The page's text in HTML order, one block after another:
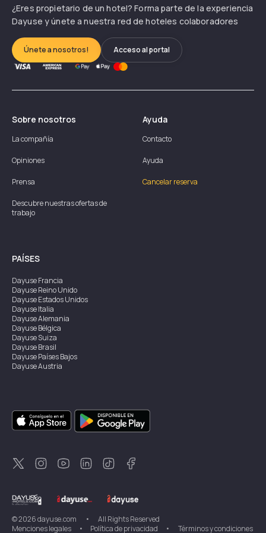
¿Eres propietario de un hotel? Forma parte de la experiencia
Dayuse y únete a nuestra red de hoteles colaboradores
Únete a nosotros! Acceso al portal
Sobre nosotros
La compañía
Opiniones
Prensa
Descubre nuestras ofertas de
trabajo
Ayuda
Contacto
Ayuda
Cancelar reserva
PAÍSES
DayuseFrancia
DayuseReino Unido
DayuseEstados Unidos
DayuseItalia
DayuseAlemania
DayuseBélgica
DayuseSuiza
DayuseBrasil
DayusePaíses Bajos
DayuseAustria
DayuseSingapur
DayuseSuecia
DayuseTailandia
DayuseNueva Zelanda
DayuseTurquía
©2026dayuse.com •
All Rights Reserved
Menciones legales
• Política de privacidad • Términos y condiciones